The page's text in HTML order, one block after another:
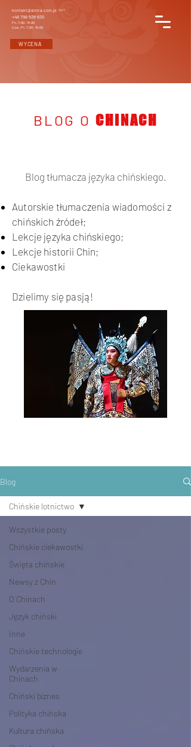
kontakt@sintra.com.pl 24/7
+48 798 536 630
Pn. 7:00 - 15:00
Czw.-Pt. 7:00 - 15:00
WYCENA
BLOG O CHINACH
Blog tłumacza języka chińskiego.
Autorskie tłumaczenia wiadomości z
chińskich źródeł;
Lekcje języka chińskiego;
Lekcje historii Chin;
Ciekawostki
Dzielimy się pasją!
Blog
Wszystkie posty
Chińskie ciekawostki
Święta chińskie
Newsy z Chin
O Chinach
Język chiński
Inne
Chińskie technologie
Wydarzenia w
Chinach
Chiński biznes
Polityka chińska
Kultura chińska
Chińskie lotnictwo